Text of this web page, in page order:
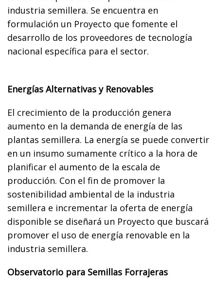
industria semillera. Se encuentra en
formulación un Proyecto que fomente el
desarrollo de los proveedores de tecnología
nacional específica para el sector.
Energías Alternativas y Renovables
El crecimiento de la producción genera
aumento en la demanda de energía de las
plantas semillera. La energía se puede convertir
en un insumo sumamente crítico a la hora de
planificar el aumento de la escala de
producción. Con el fin de promover la
sostenibilidad ambiental de la industria
semillera e incrementar la oferta de energía
disponible se diseñará un Proyecto que buscará
promover el uso de energía renovable en la
industria semillera.
Observatorio para Semillas Forrajeras